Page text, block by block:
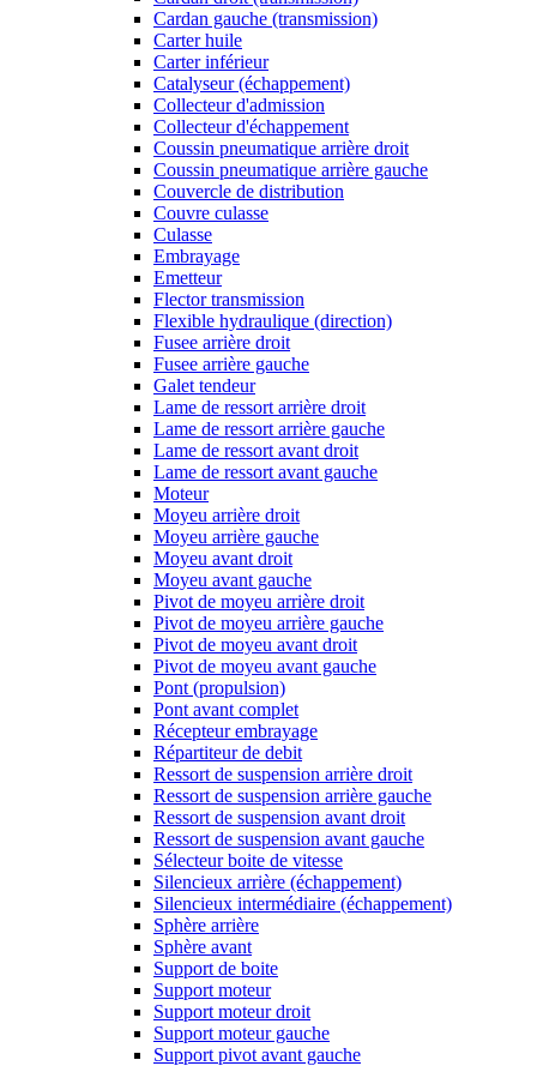
Cardan gauche (transmission)
Carter huile
Carter inférieur
Catalyseur (échappement)
Collecteur d'admission
Collecteur d'échappement
Coussin pneumatique arrière droit
Coussin pneumatique arrière gauche
Couvercle de distribution
Couvre culasse
Culasse
Embrayage
Emetteur
Flector transmission
Flexible hydraulique (direction)
Fusee arrière droit
Fusee arrière gauche
Galet tendeur
Lame de ressort arrière droit
Lame de ressort arrière gauche
Lame de ressort avant droit
Lame de ressort avant gauche
Moteur
Moyeu arrière droit
Moyeu arrière gauche
Moyeu avant droit
Moyeu avant gauche
Pivot de moyeu arrière droit
Pivot de moyeu arrière gauche
Pivot de moyeu avant droit
Pivot de moyeu avant gauche
Pont (propulsion)
Pont avant complet
Récepteur embrayage
Répartiteur de debit
Ressort de suspension arrière droit
Ressort de suspension arrière gauche
Ressort de suspension avant droit
Ressort de suspension avant gauche
Sélecteur boite de vitesse
Silencieux arrière (échappement)
Silencieux intermédiaire (échappement)
Sphère arrière
Sphère avant
Support de boite
Support moteur
Support moteur droit
Support moteur gauche
Support pivot avant gauche